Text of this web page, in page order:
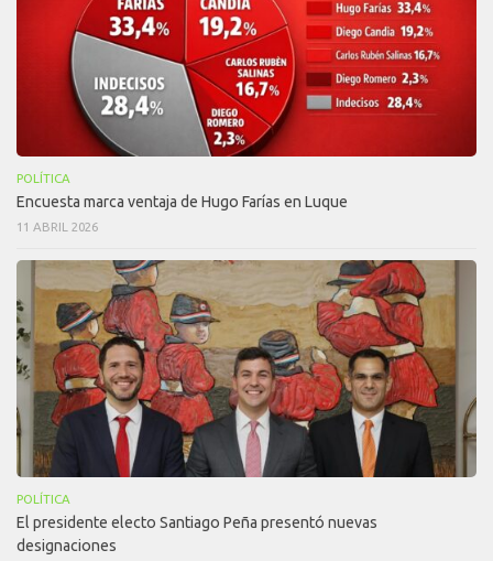
POLÍTICA
Encuesta marca ventaja de Hugo Farías en Luque
11 ABRIL 2026
POLÍTICA
El presidente electo Santiago Peña presentó nuevas
designaciones